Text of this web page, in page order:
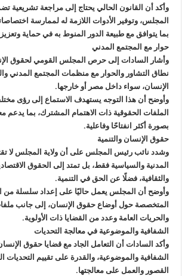
وأكد أن القانون الحالي يحتاج إلى مراجعة تشريعية
المجلس، وتوفير الأدوات اللازمة له لممارسة
بما يتوافق مع طبيعة الدور المنوط به في حماية
حوار مع المجتمع المدني
وأشار السادات إلى حرص المجلس القومي لحقوق
نطاق التشاور والحوار مع منظمات المجتمع المدني
الإنسان، سواء داخل مصر أو خارجها.
وأوضح أن هذا التوجه يستهدف الاستماع إلى رؤى
الملفات الحقوقية ذات الاهتمام المشترك، بما يدعم
بصورة أكثر انفتاحًا وفاعلية.
حقوق الإنسان والتنمية
وشدد نائب رئيس المجلس على أن ولاية المجلس لا
المدنية والسياسية فقط، بل تمتد إلى الحقوق
والثقافية، فضلًا عن الحق في التنمية.
وأوضح أن المجلس يعمل حاليًا على إعداد سلسلة من
المتخصصة حول أوضاع حقوق الإنسان، إلى جانب
والحريات العامة وعدد من القضايا ذات الأولوية.
الشفافية والموضوعية في معالجة التحديات
وأكد السادات أن التعامل الجاد مع قضايا حقوق
الشفافية والموضوعية، والقدرة على تقييم التحديات
القصور والعمل على معالجتها.